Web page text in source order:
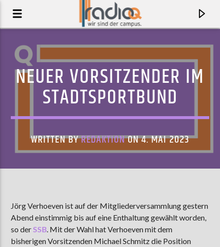
CORALLINE
ROME IN REVERSE FEAT. SUNGLITTERS
NEUER VORSITZENDER IM
STADTSPORTBUND
WRITTEN BYREDAKTIONON 4. MAI 2023
Jörg Verhoeven ist auf der Mitgliederversammlung gestern
Abend einstimmig bis auf eine Enthaltung gewählt worden,
so derSSB. Mit der Wahl hat Verhoeven mit dem
bisherigen Vorsitzenden Michael Schmitz die Position